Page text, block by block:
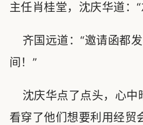
主任肖桂堂，沈庆华道：
齐国远道：“邀请函都
间！”
沈庆华点了点头，心中
看穿了他们想要利用经贸